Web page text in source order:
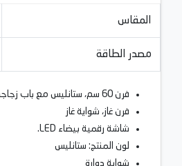
المقاس
مصدر الطاقة
فرن 60 سم، ستانليس مع باب زجاجي أسود
فرن غاز، شواية غاز
شاشة رقمية بيضاء LED.
لون المنتج: ستانليس
شواية دوارة